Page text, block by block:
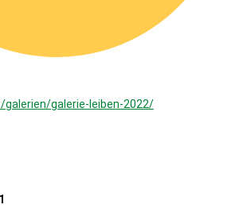
galerie-leiben-2022/
1